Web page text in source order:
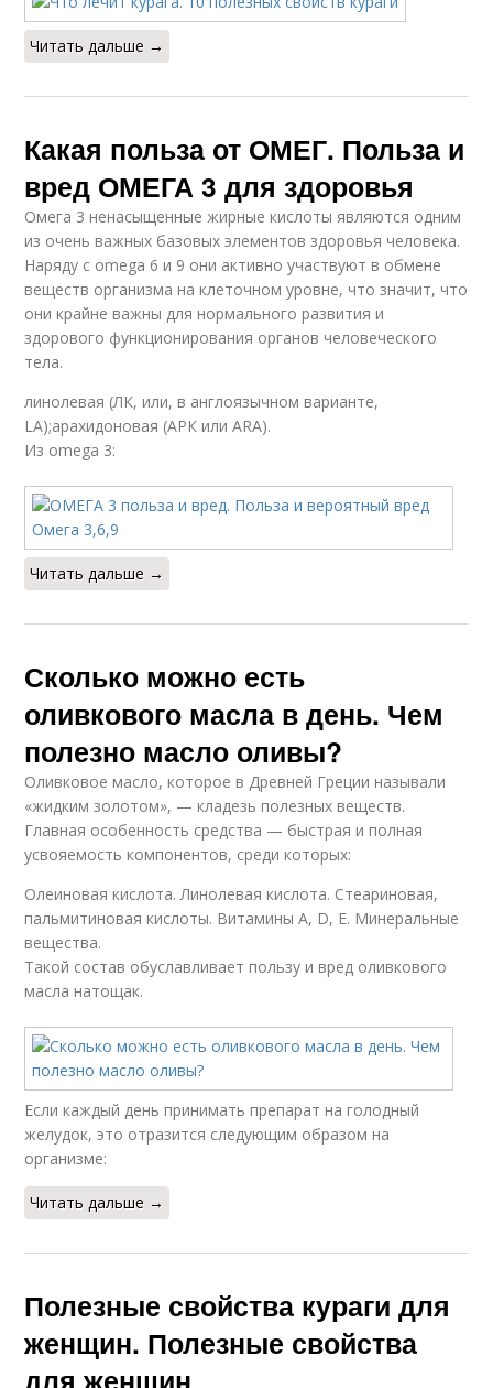
Читать дальше →
Какая польза от ОМЕГ. Польза и
вред ОМЕГА 3 для здоровья
Омега 3 ненасыщенные жирные кислоты являются одним
из очень важных базовых элементов здоровья человека.
Наряду с omega 6 и 9 они активно участвуют в обмене
веществ организма на клеточном уровне, что значит, что
они крайне важны для нормального развития и
здорового функционирования органов человеческого
тела.
линолевая (ЛК, или, в англоязычном варианте,
LA);арахидоновая (АРК или ARA).
Из omega 3:
Читать дальше →
Сколько можно есть
оливкового масла в день. Чем
полезно масло оливы?
Оливковое масло, которое в Древней Греции называли
«жидким золотом», — кладезь полезных веществ.
Главная особенность средства — быстрая и полная
усвояемость компонентов, среди которых:
Олеиновая кислота. Линолевая кислота. Стеариновая,
пальмитиновая кислоты. Витамины А, D, E. Минеральные
вещества.
Такой состав обуславливает пользу и вред оливкового
масла натощак.
Если каждый день принимать препарат на голодный
желудок, это отразится следующим образом на
организме:
Читать дальше →
Полезные свойства кураги для
женщин. Полезные свойства